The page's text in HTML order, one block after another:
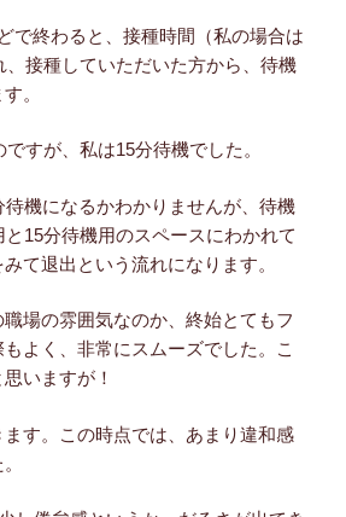
で終わると、接種時間（私の場合は
、接種していただいた方から、待機
。
すが、私は15分待機でした。
待機になるかわかりませんが、待機
15分待機用のスペースにわかれて
て退出という流れになります。
場の雰囲気なのか、終始とてもフ
よく、非常にスムーズでした。こ
いますが！
す。この時点では、あまり違和感